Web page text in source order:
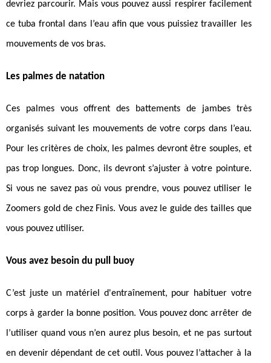
devriez parcourir. Mais vous pouvez aussi respirer facilement
ce tuba frontal dans l’eau afin que vous puissiez travailler les
mouvements de vos bras.
Les palmes de natation
Ces palmes vous offrent des battements de jambes très
organisés suivant les mouvements de votre corps dans l’eau.
Pour les critères de choix, les palmes devront être souples, et
pas trop longues. Donc, ils devront s’ajuster à votre pointure.
Si vous ne savez pas où vous prendre, vous pouvez utiliser le
Zoomers gold de chez Finis. Vous avez le guide des tailles que
vous pouvez utiliser.
Vous avez besoin du pull buoy
C’est juste un matériel d'entraînement, pour habituer votre
corps à garder la bonne position. Vous pouvez donc arrêter de
l’utiliser quand vous n’en aurez plus besoin, et ne pas surtout
en devenir dépendant de cet outil. Vous pouvez l’attacher à la